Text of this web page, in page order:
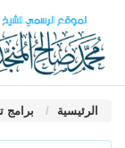
الرئيسية برامج